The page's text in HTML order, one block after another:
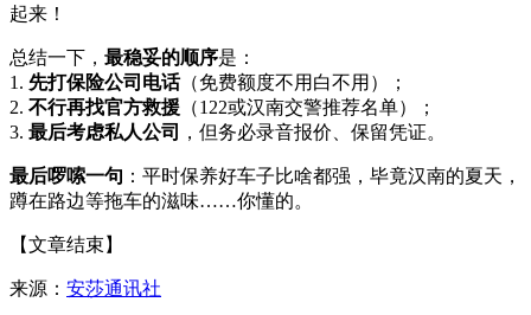
起来！
总结一下， 最稳妥的顺序是：
1. 先打保险公司电话（免费额度不用白不用）；
2. 不行再找官方救援 （122或汉南交警推荐名单）；
3. 最后考虑私人公司 ，但务必录音报价、保留凭证。
最后啰嗦一句 ：平时保养好车子比啥都强，毕竟汉南的夏天，
蹲在路边等拖车的滋味……你懂的。
【文章结束】
来源： 安莎通讯社